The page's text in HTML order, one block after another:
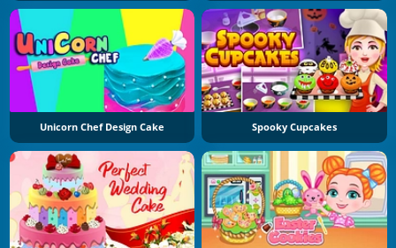
Unicorn Chef Design Cake Spooky Cupcakes